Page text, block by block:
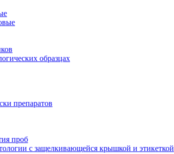
образцах
препаратов
проб
с защелкивающейся крышкой и этикеткой